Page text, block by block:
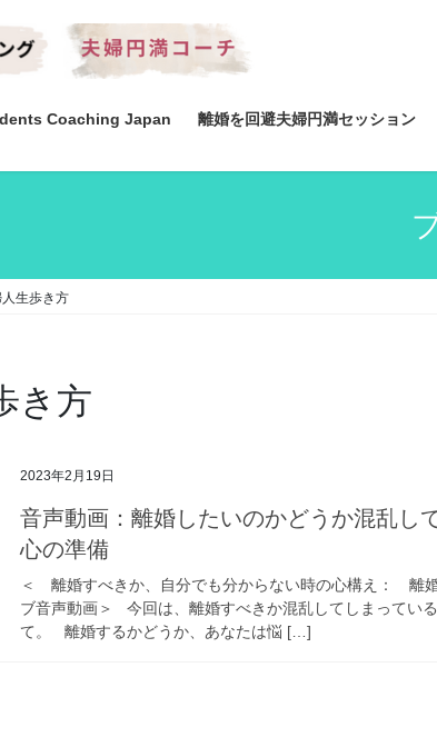
Coaching Japan 離婚を回避夫婦円満セッション
人生歩き方
き方
2023年2月19日
音声動画：離婚したいのかどうか混乱
心の準備
＜ 離婚すべきか、自分でも分からない時の心構え： 離
ブ音声動画＞ 今回は、離婚すべきか混乱してしまってい
て。 離婚するかどうか、あなたは悩 […]